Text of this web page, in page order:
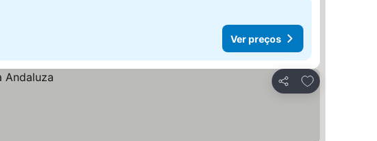
Ver preços
Partilhar
Adicionar aos